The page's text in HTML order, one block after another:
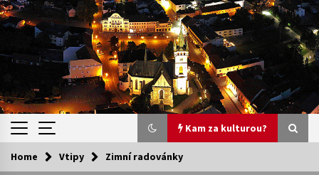
Kam za kulturou?
Kam za kulturou?
Home Vtipy Zimní radovánky